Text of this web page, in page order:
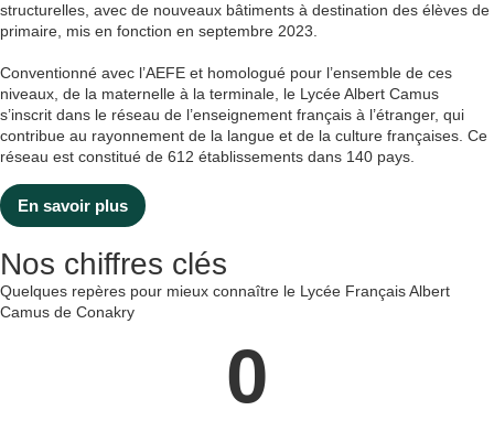
structurelles, avec de nouveaux bâtiments à destination des élèves de
primaire, mis en fonction en septembre 2023.
Conventionné avec l’AEFE et homologué pour l’ensemble de ces
niveaux, de la maternelle à la terminale, le Lycée Albert Camus
s’inscrit dans le réseau de l’enseignement français à l’étranger, qui
contribue au rayonnement de la langue et de la culture françaises. Ce
réseau est constitué de 612 établissements dans 140 pays.
En savoir plus
Nos chiffres clés
Quelques repères pour mieux connaître le Lycée Français Albert
Camus de Conakry
0